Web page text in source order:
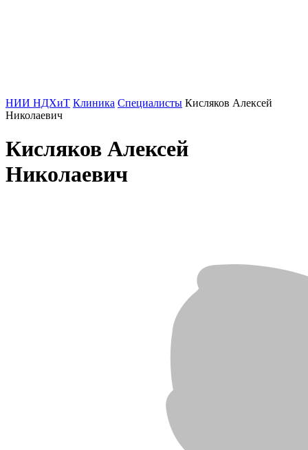
НИИ НДХиТ Клиника Специалисты Кисляков Алексей
Николаевич
Кисляков Алексей
Николаевич